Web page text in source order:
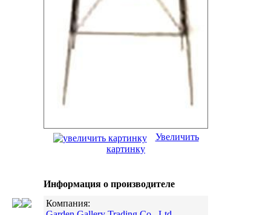
Увеличить
картинку
Информация о производителе
Компания: